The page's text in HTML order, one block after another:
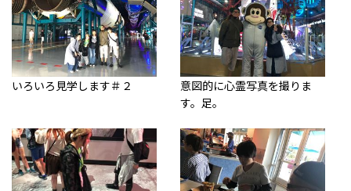
いろいろ見学します＃２
意図的に心霊写真を撮りま
す。足。